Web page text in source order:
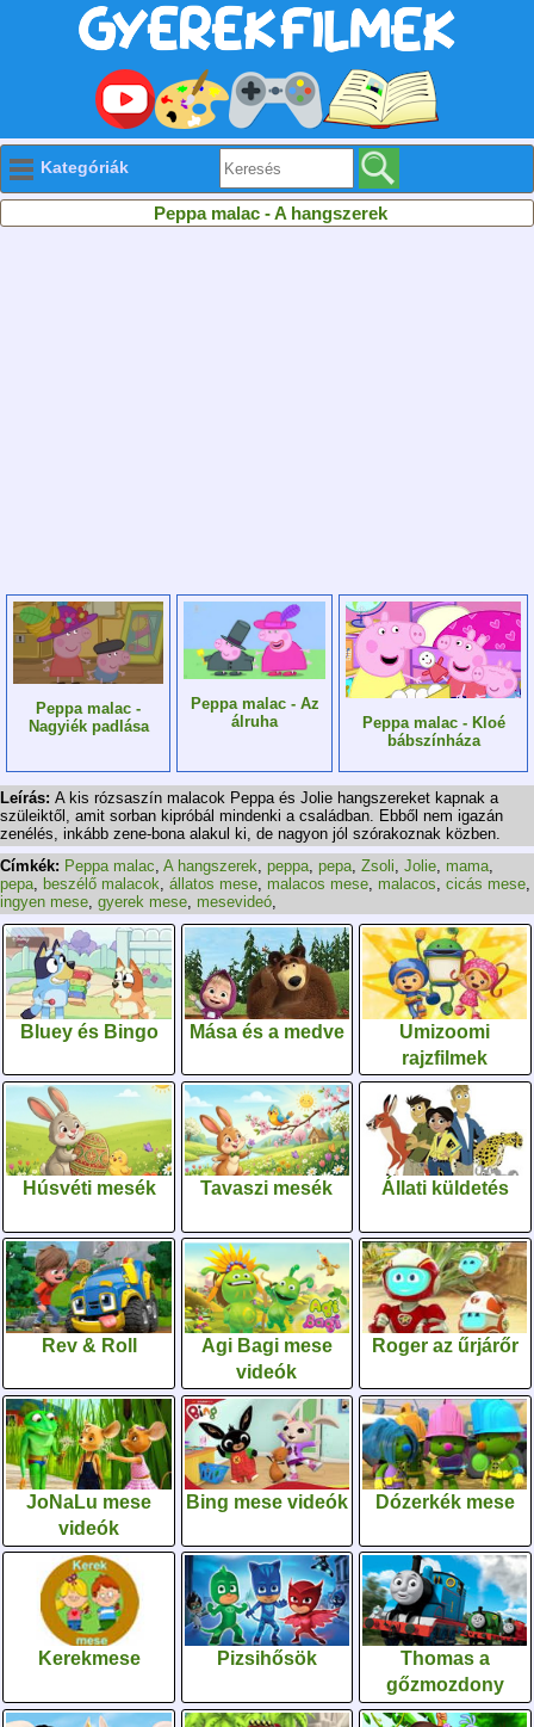
Kategóriák
Peppa malac - A hangszerek
Peppa malac -
Nagyiék padlása
Peppa malac - Az
álruha
Peppa malac - Kloé
bábszínháza
Leírás: A kis rózsaszín malacok Peppa és Jolie hangszereket kapnak a
szüleiktől, amit sorban kipróbál mindenki a családban. Ebből nem igazán
zenélés, inkább zene-bona alakul ki, de nagyon jól szórakoznak közben.
Címkék: Peppa malac, A hangszerek, peppa, pepa, Zsoli, Jolie, mama,
pepa, beszélő malacok, állatos mese, malacos mese, malacos, cicás mese,
ingyen mese, gyerek mese, mesevideó,
Bluey és Bingo Mása és a medve
Umizoomi
rajzfilmek
Húsvéti mesék Tavaszi mesék Állati küldetés
Rev & Roll
Agi Bagi mese
videók
Roger az űrjárőr
JoNaLu mese
videók
Bing mese videók Dózerkék mese
Kerekmese Pizsihősök
Thomas a
gőzmozdony